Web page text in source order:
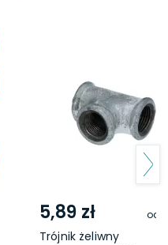
5,89 zł od
Trójnik żeliwny